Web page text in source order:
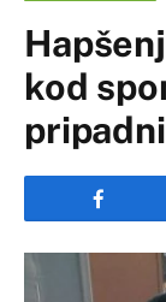
kod